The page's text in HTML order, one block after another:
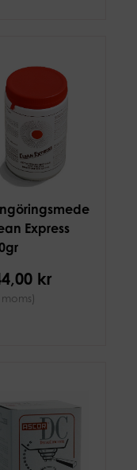
Express
kr
moms)